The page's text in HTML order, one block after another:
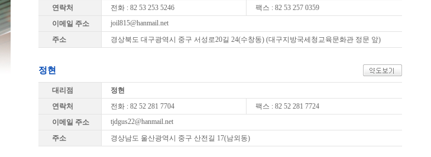
연락처
전화 : 82 53 253 5246
팩스 : 82 53 257 0359
이메일 주소
joil815@hanmail.net
주소
경상북도 대구광역시 중구 서성로20길 24(수창동) (대구지방국세청교육문화관 정문 앞)
정현
대리점
정현
연락처
전화 : 82 52 281 7704
팩스 : 82 52 281 7724
이메일 주소
tjdgus22@hanmail.net
주소
경상남도 울산광역시 중구 산전길 17(남외동)